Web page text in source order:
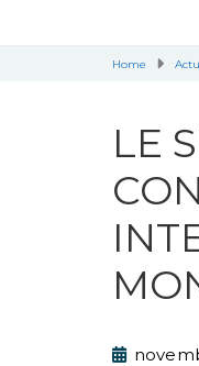
Home
LE